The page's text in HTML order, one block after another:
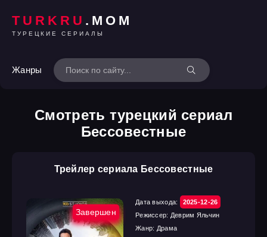
TURKRU .MOM
ТУРЕЦКИЕ СЕРИАЛЫ
Жанры
Смотреть турецкий сериал
Бессовестные
Трейлер сериала Бессовестные
Завершен
Дата выхода:
2025-12-26
Режиссер: Деврим Яльчин
Жанр: Драма